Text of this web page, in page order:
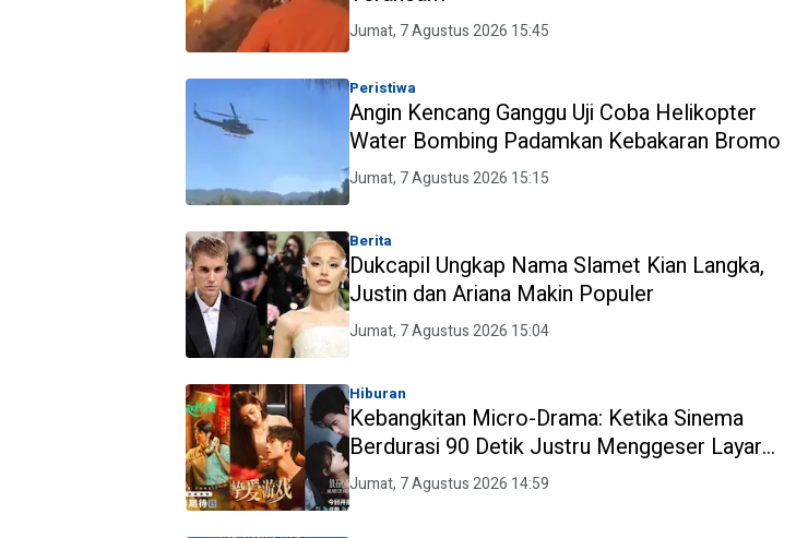
Jumat, 7 Agustus 2026 15:45
Peristiwa
Angin Kencang Ganggu Uji Coba Helikopter
Water Bombing Padamkan Kebakaran Bromo
Jumat, 7 Agustus 2026 15:15
Berita
Dukcapil Ungkap Nama Slamet Kian Langka,
Justin dan Ariana Makin Populer
Jumat, 7 Agustus 2026 15:04
Hiburan
Kebangkitan Micro-Drama: Ketika Sinema
Berdurasi 90 Detik Justru Menggeser Layar
Lebar
Jumat, 7 Agustus 2026 14:59